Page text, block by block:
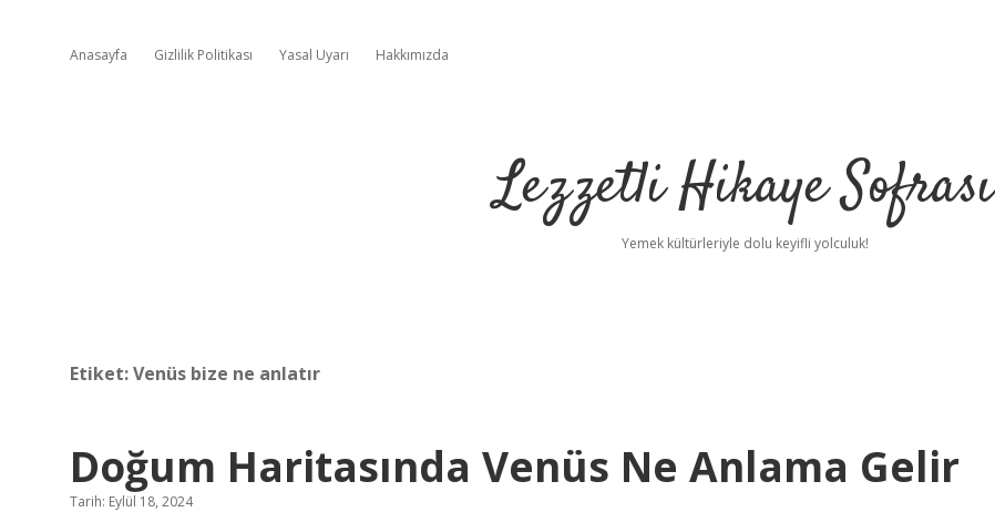
Anasayfa Gizlilik Politikası Yasal Uyarı Hakkımızda
Lezzetli Hikaye Sofrası
Yemek kültürleriyle dolu keyifli yolculuk!
Etiket:Venüs bize ne anlatır
Doğum Haritasında Venüs Ne Anlama Gelir
Tarih: Eylül 18, 2024